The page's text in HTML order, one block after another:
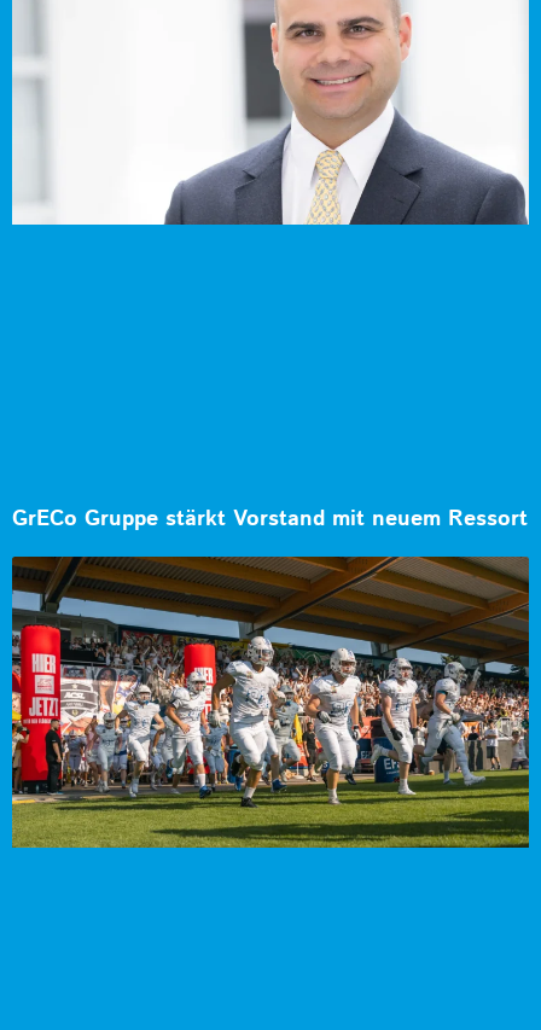
GrECo Gruppe stärkt Vorstand mit neuem Ressort